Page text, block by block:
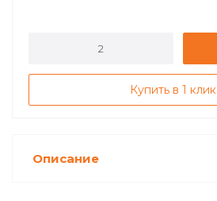
Купить в 1 клик
Описание